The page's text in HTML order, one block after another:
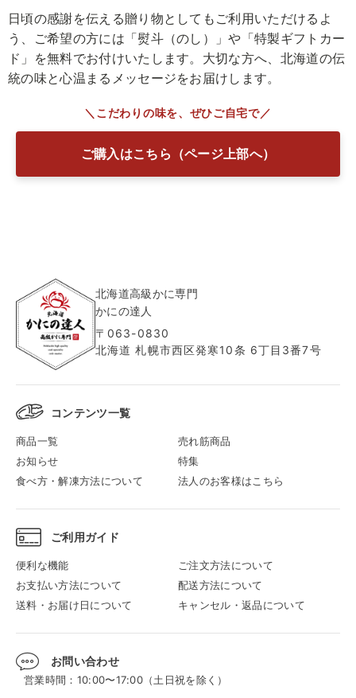
日頃の感謝を伝える贈り物としてもご利用いただけるよ
う、ご希望の方には「熨斗（のし）」や「特製ギフトカー
ド」を無料でお付けいたします。大切な方へ、北海道の伝
統の味と心温まるメッセージをお届けします。
＼こだわりの味を、ぜひご自宅で／
ご購入はこちら（ページ上部へ）
北海道高級かに専門
かにの達人
〒063-0830
北海道 札幌市西区発寒10条 6丁目3番7号
コンテンツ一覧
商品一覧
売れ筋商品
お知らせ
特集
食べ方・解凍方法について
法人のお客様はこちら
ご利用ガイド
便利な機能
ご注文方法について
お支払い方法について
配送方法について
送料・お届け日について
キャンセル・返品について
お問い合わせ
営業時間：10:00〜17:00（土日祝を除く）